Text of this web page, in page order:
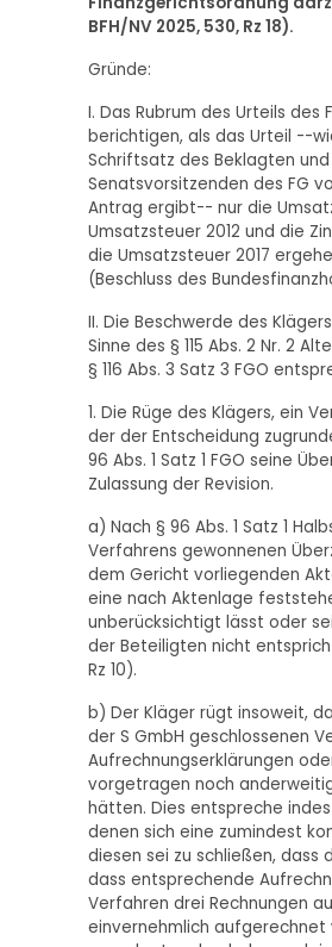
BFH/NV 2025, 530, Rz 18).
Gründe:
I. Das Rubrum des Urteils des
berichtigen, als das Urteil --
Schriftsatz des Beklagten
Senatsvorsitzenden des FG
Antrag ergibt-- nur die
Umsatzsteuer 2012 und die
die Umsatzsteuer 2017
(Beschluss des
II. Die Beschwerde des
Sinne des § 115 Abs. 2 Nr. 2
§ 116 Abs. 3 Satz 3 FGO
1. Die Rüge des Klägers, ein
der der Entscheidung
96 Abs. 1 Satz 1 FGO seine
Zulassung der Revision.
a) Nach § 96 Abs. 1 Satz 1
Verfahrens gewonnenen
dem Gericht vorliegenden
eine nach Aktenlage
unberücksichtigt lässt oder
der Beteiligten nicht entspricht
Rz 10).
b) Der Kläger rügt insoweit,
der S GmbH geschlossenen
Aufrechnungserklärungen
vorgetragen noch
hätten. Dies entspreche
denen sich eine zumindest
diesen sei zu schließen,
dass entsprechende
Verfahren drei Rechnungen
einvernehmlich aufgerechnet